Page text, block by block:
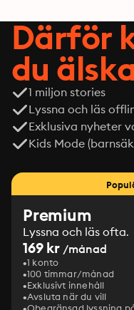
Därför
du
1 miljon stories
Lyssna och läs
Exklusiva nyheter
Kids Mode
Premium
Lyssna och läs ofta.
169 kr /månad
1 konto
100 timmar/månad
Exklusivt innehåll
Avsluta när du vill